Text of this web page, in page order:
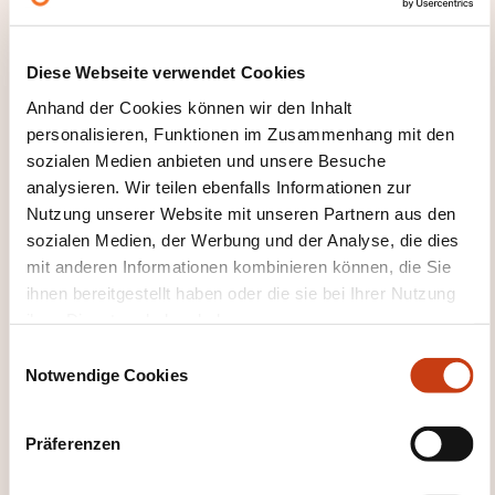
Diese Webseite verwendet Cookies
Anhand der Cookies können wir den Inhalt
personalisieren, Funktionen im Zusammenhang mit den
sozialen Medien anbieten und unsere Besuche
analysieren. Wir teilen ebenfalls Informationen zur
Nutzung unserer Website mit unseren Partnern aus den
sozialen Medien, der Werbung und der Analyse, die dies
mit anderen Informationen kombinieren können, die Sie
ihnen bereitgestellt haben oder die sie bei Ihrer Nutzung
Notwendige Cookies
Präferenzen
Alle Weiterbildungen anzeigen
Diese anderen Weiterbildungen könnten Sie
auch interessieren:
Edelsteinforschung
Glasereihandwerk
Keramik Tonwaren
Kunstschmiedearbeiten
Messing- und Blechhandwerk
Modellierte
Keramik
Spitzenherstellung Kunststickerei